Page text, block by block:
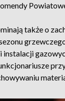
także o